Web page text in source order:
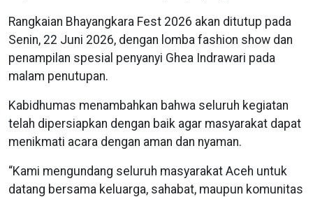
Rangkaian Bhayangkara Fest 2026 akan ditutup pada
Senin, 22 Juni 2026, dengan lomba fashion show dan
penampilan spesial penyanyi Ghea Indrawari pada
malam penutupan.
Kabidhumas menambahkan bahwa seluruh kegiatan
telah dipersiapkan dengan baik agar masyarakat dapat
menikmati acara dengan aman dan nyaman.
“Kami mengundang seluruh masyarakat Aceh untuk
datang bersama keluarga, sahabat, maupun komunitas